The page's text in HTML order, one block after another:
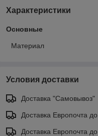
Характеристики
Основные
Материал
Условия доставки
Доставка "Самовывоз"
Доставка Европочта
Доставка Европочта